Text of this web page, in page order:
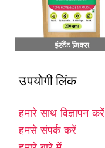
उपयोगी लिंक
हमारे साथ विज्ञापन करें
हमसे संपर्क करें